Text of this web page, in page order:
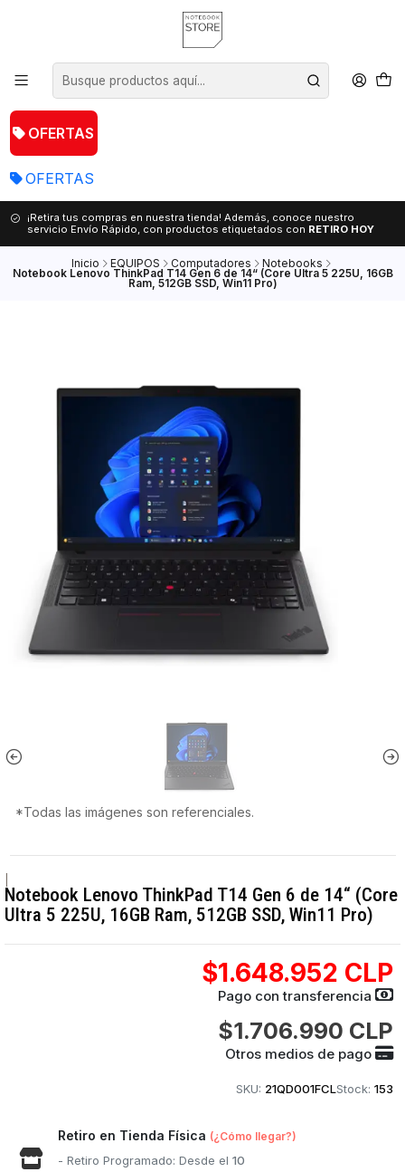
OFERTAS
OFERTAS
¡Retira tus compras en nuestra tienda! Además, conoce nuestro
servicio Envío Rápido, con productos etiquetados con RETIRO HOY
Inicio EQUIPOS Computadores Notebooks
Notebook Lenovo ThinkPad T14 Gen 6 de 14“ (Core Ultra 5 225U, 16GB
Ram, 512GB SSD, Win11 Pro)
*Todas las imágenes son referenciales.
Notebook Lenovo ThinkPad T14 Gen 6 de 14“ (Core
Ultra 5 225U, 16GB Ram, 512GB SSD, Win11 Pro)
$1.648.952 CLP
Pago con transferencia
$1.706.990 CLP
Otros medios de pago
SKU: 21QD001FCLStock: 153
Retiro en Tienda Física (¿Cómo llegar?)
- Retiro Programado: Desde el10